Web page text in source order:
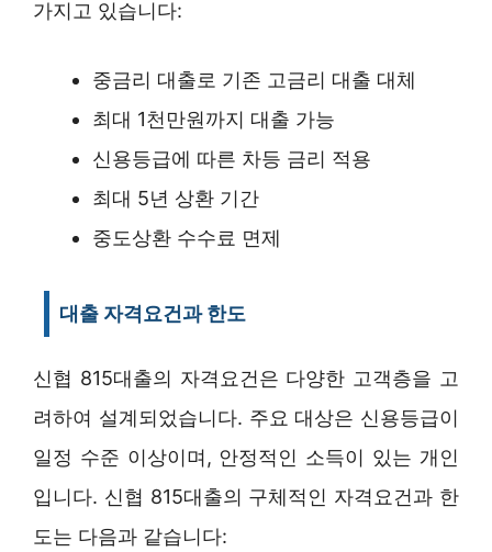
가지고 있습니다:
중금리 대출로 기존 고금리 대출 대체
최대 1천만원까지 대출 가능
신용등급에 따른 차등 금리 적용
최대 5년 상환 기간
중도상환 수수료 면제
대출 자격요건과 한도
신협 815대출의 자격요건은 다양한 고객층을 고
려하여 설계되었습니다. 주요 대상은 신용등급이
일정 수준 이상이며, 안정적인 소득이 있는 개인
입니다. 신협 815대출의 구체적인 자격요건과 한
도는 다음과 같습니다: